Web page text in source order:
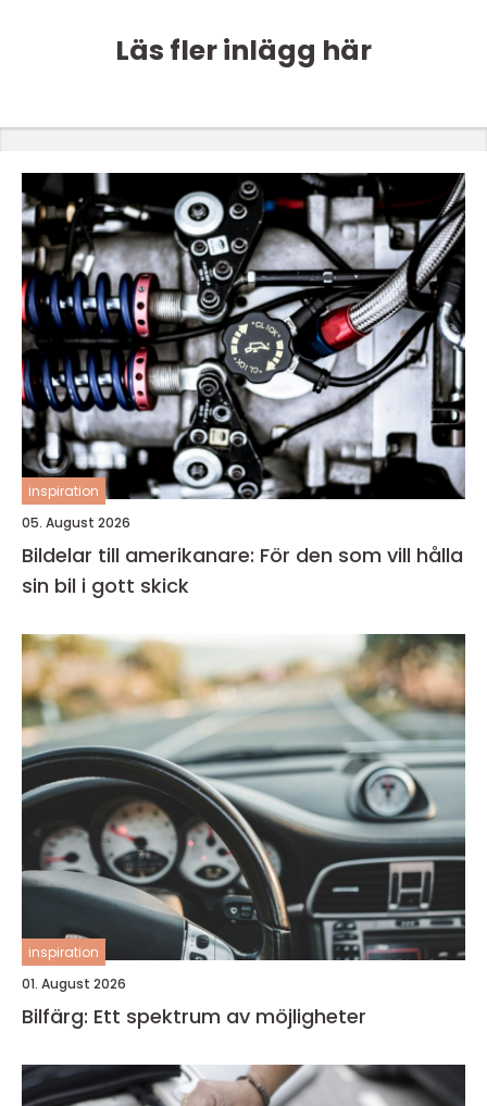
Läs fler inlägg här
inspiration
05. August 2026
Bildelar till amerikanare: För den som vill hålla
sin bil i gott skick
inspiration
01. August 2026
Bilfärg: Ett spektrum av möjligheter